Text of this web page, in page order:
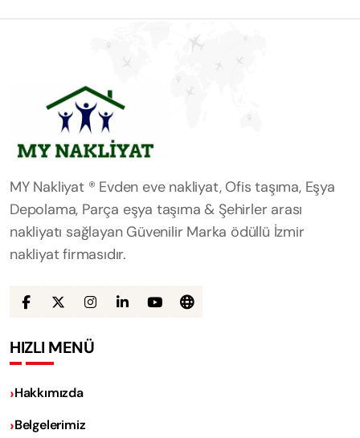
MY Nakliyat ® Evden eve nakliyat, Ofis taşıma, Eşya
Depolama, Parça eşya taşıma & Şehirler arası
nakliyatı sağlayan Güvenilir Marka ödüllü İzmir
nakliyat firmasıdır.
HIZLI MENÜ
Hakkımızda
Belgelerimiz